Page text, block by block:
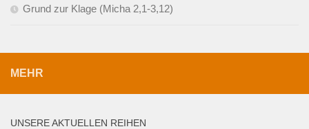
Grund zur Klage (Micha 2,1-3,12)
MEHR
UNSERE AKTUELLEN REIHEN